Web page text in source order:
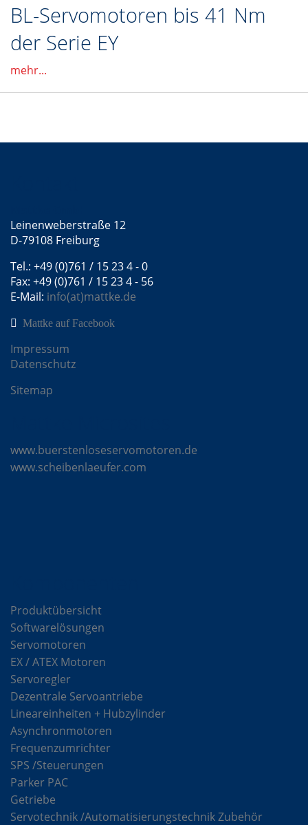
BL-Servomotoren bis 41 Nm
der Serie EY
mehr...
Leinenweberstraße 12
D-79108 Freiburg
Tel.: +49 (0)761 / 15 23 4 - 0
Fax: +49 (0)761 / 15 23 4 - 56
E-Mail: info(at)mattke.de
Mattke auf Facebook
Impressum
Datenschutz
Sitemap
www.buerstenloseservomotoren.de
www.scheibenlaeufer.com
Produktübersicht
Softwarelösungen
Servomotoren
EX / ATEX Motoren
Servoregler
Dezentrale Servoantriebe
Lineareinheiten + Hubzylinder
Asynchronmotoren
Frequenzumrichter
SPS /Steuerungen
Parker PAC
Getriebe
Servotechnik /Automatisierungstechnik Zubehör